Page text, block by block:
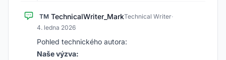
TM TechnicalWriter_MarkTechnical Writer·
4. ledna 2026
Pohled technického autora:
Naše výzva: